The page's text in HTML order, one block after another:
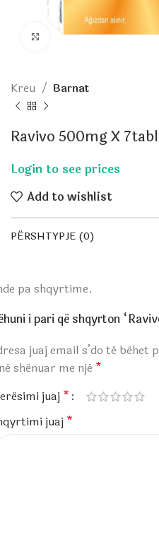
Click to enlarge
Kreu Barnat
Ravivo 500mg X
Add to wishlist
PËRSHTYPJE (0)
pa shqyrtime.
i pari që shqyrton
juaj email s’do të bëhet
shënuar me një *
juaj *
juaj *